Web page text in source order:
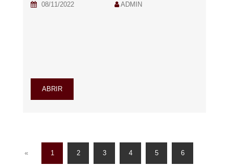
08/11/2022 ADMIN
ABRIR
« 1 (current)2 3 4 5 6